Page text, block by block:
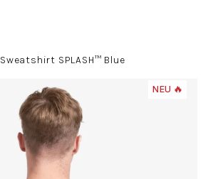
Sweatshirt SPLASH™ Blue
NEU 🔥